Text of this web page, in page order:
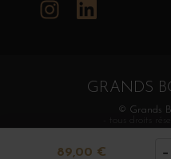
89,00 € −
Instagram
GRANDS
© Grands